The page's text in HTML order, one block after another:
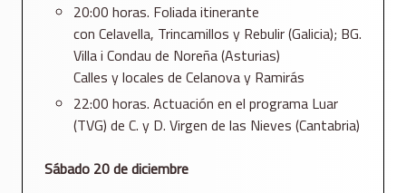
20:00 horas. Foliada itinerante
con Celavella, Trincamillos y Rebulir (Galicia); BG.
Villa i Condau de Noreña (Asturias)
Calles y locales de Celanova y Ramirás
22:00 horas. Actuación en el programa Luar
(TVG) de C. y D. Virgen de las Nieves (Cantabria)
Sábado 20 de diciembre